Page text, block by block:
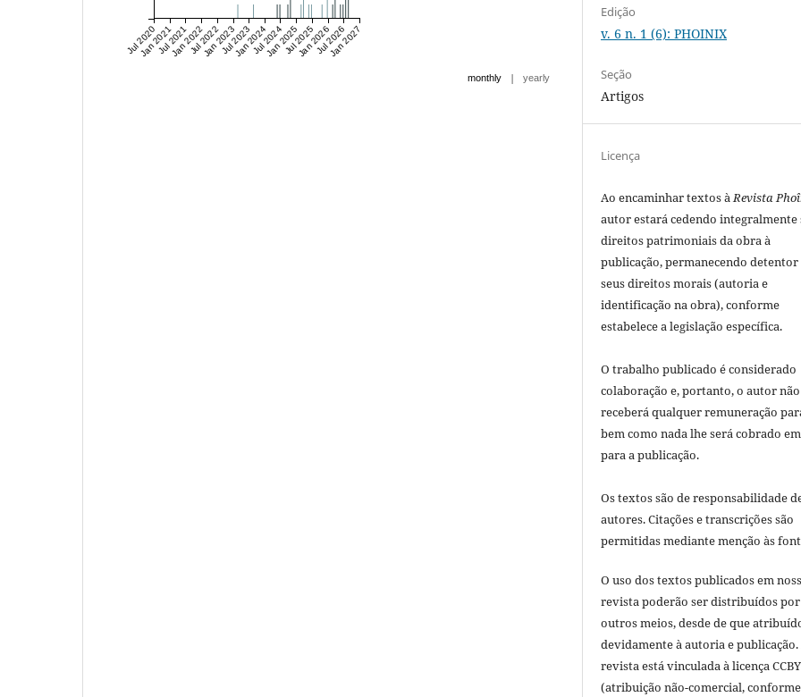
Jul 2020
Jan 2021Jul 2021
Jan 2022Jul 2022
Jan 2023Jul 2023
Jan 2024Jul 2024
Jan 2025Jul 2025
Jan 2026Jul 2026
Jan 2027
monthly | yearly
Edição
v. 6 n. 1 (6): PHOINIX
Seção
Artigos
Licença
Ao encaminhar textos àRevista
autor estará cedendo integralmente
direitos patrimoniais da obra à
publicação, permanecendo detentor
seus direitos morais (autoria e
identificação na obra), conforme
estabelece a legislação especí­fica.
O trabalho publicado é considerado
colaboração e, portanto, o autor não
receberá qualquer remuneração
bem como nada lhe será cobrado
para a publicação.
Os textos são de responsabilidade
autores. Citações e transcrições são
permitidas mediante menção às
O uso dos textos publicados em
revista poderão ser distribuídos por
outros meios, desde de que
devidamente à autoria e publicação.
revista está vinculada à licença
(atribuição não-comercial,